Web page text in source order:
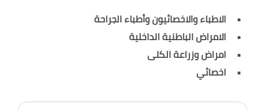
الاطباء والاخصائيون وأطباء الجراحة
الامراض الباطنية الداخلية
امراض وزراعة الكلى
اخصائي